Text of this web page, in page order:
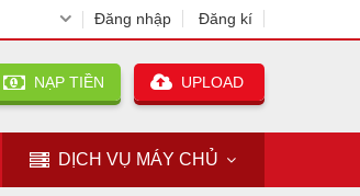
Đăng nhập Đăng kí
NẠP TIỀN UPLOAD
DỊCH VỤ MÁY CHỦ